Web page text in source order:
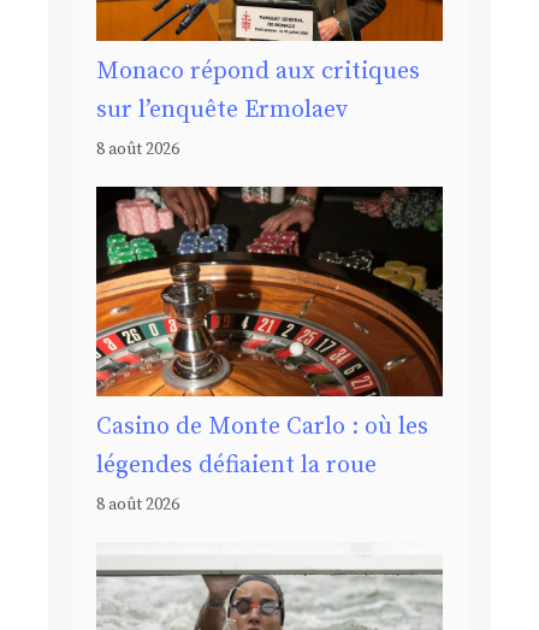
Monaco répond aux critiques
sur l’enquête Ermolaev
8 août 2026
Casino de Monte Carlo : où les
légendes défiaient la roue
8 août 2026